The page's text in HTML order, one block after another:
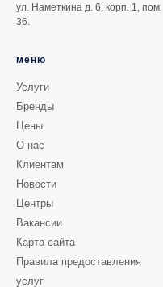
ул. Наметкина д. 6, корп. 1, пом.
36.
меню
Услуги
Бренды
Цены
О нас
Клиентам
Новости
Центры
Вакансии
Карта сайта
Правила предоставления
услуг